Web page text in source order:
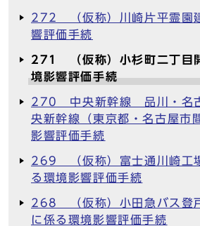
272 （仮称）川崎片平霊園
響評価手続
271 （仮称）小杉町二丁目
境影響評価手続
270 中央新幹線 品川・名
央新幹線（東京都・名古屋市
影響評価手続
269 （仮称）富士通川崎工
る環境影響評価手続
268 （仮称）小田急バス登
に係る環境影響評価手続